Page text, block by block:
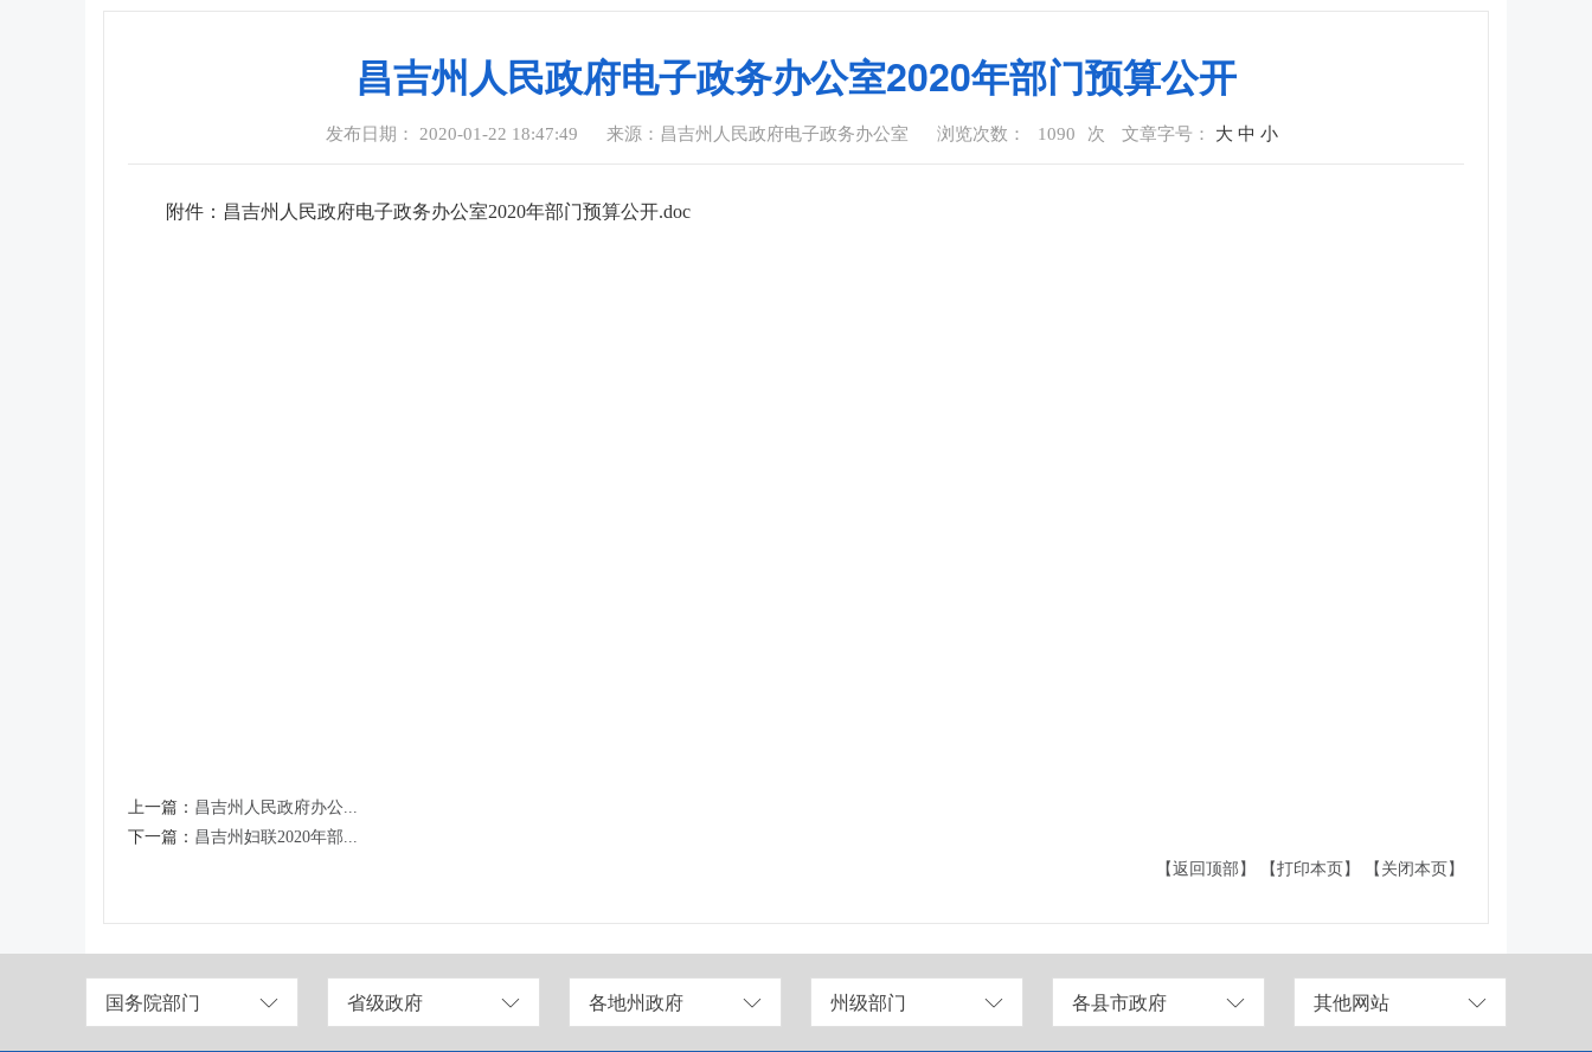
昌吉州人民政府电子政务办公室2020年部门预算公开
发布日期： 2020-01-22 18:47:49 来源：昌吉州人民政府电子政务办公室 浏览次数： 1090 次 文章字号： 大 中 小
附件： 昌吉州人民政府电子政务办公室2020年部门预算公开.doc
上一篇： 昌吉州人民政府办公...
下一篇： 昌吉州妇联2020年部...
【返回顶部】
【打印本页】 【关闭本页】
国务院部门 省级政府 各地州政府 州级部门 各县市政府 其他网站